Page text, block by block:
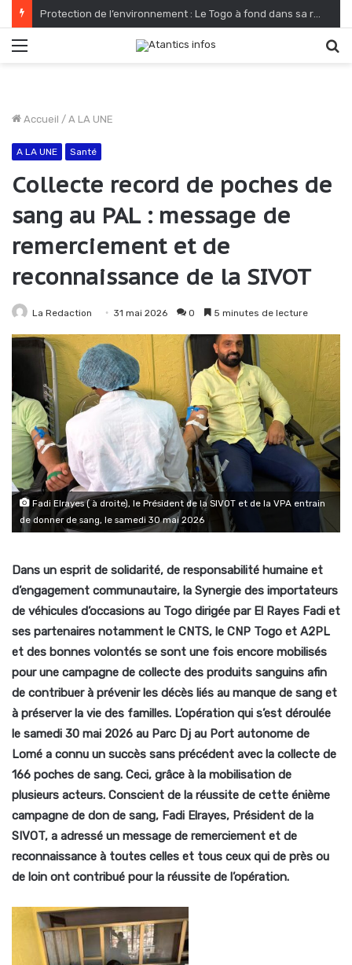
Protection de l’environnement : Le Togo à fond dans sa reconquête verte
Accueil / A LA UNE
A LA UNE Santé
Collecte record de poches de
sang au PAL : message de
remerciement et de
reconnaissance de la SIVOT
La Redaction 31 mai 2026 0 5 minutes de lecture
Fadi Elrayes ( à droite), le Président de la SIVOT et de la VPA entrain
de donner de sang, le samedi 30 mai 2026
Dans un esprit de solidarité, de responsabilité humaine et
d’engagement communautaire, la Synergie des importateurs
de véhicules d’occasions au Togo dirigée par El Rayes Fadi et
ses partenaires notamment le CNTS, le CNP Togo et A2PL
et des bonnes volontés se sont une fois encore mobilisés
pour une campagne de collecte des produits sanguins afin
de contribuer à prévenir les décès liés au manque de sang et
à préserver la vie des familles. L’opération qui s’est déroulée
le samedi 30 mai 2026 au Parc Dj au Port autonome de
Lomé a connu un succès sans précédent avec la collecte de
166 poches de sang. Ceci, grâce à la mobilisation de
plusieurs acteurs. Conscient de la réussite de cette énième
campagne de don de sang, Fadi Elrayes, Président de la
SIVOT, a adressé un message de remerciement et de
reconnaissance à toutes celles et tous ceux qui de près ou
de loin ont contribué pour la réussite de l’opération.